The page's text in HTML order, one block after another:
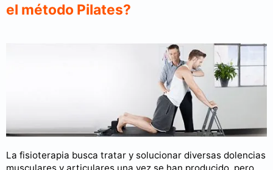
el método Pilates?
La fisioterapia busca tratar y solucionar diversas dolencias